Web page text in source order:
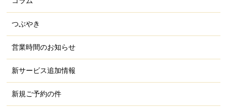
つぶやき
営業時間のお知らせ
新サービス追加情報
新規ご予約の件